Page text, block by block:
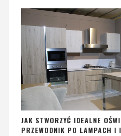
JAK STWORZYĆ IDEALNE
PRZEWODNIK PO LAMPACH I